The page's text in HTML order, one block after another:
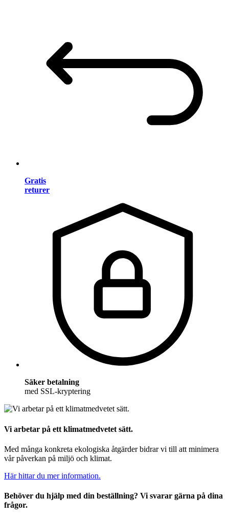
Gratis
returer
Säker betalning
med SSL-kryptering
Vi arbetar på ett klimatmedvetet sätt.
Med många konkreta ekologiska åtgärder bidrar vi till att minimera
vår påverkan på miljö och klimat.
Här hittar du mer information.
Behöver du hjälp med din beställning? Vi svarar gärna på dina
frågor.